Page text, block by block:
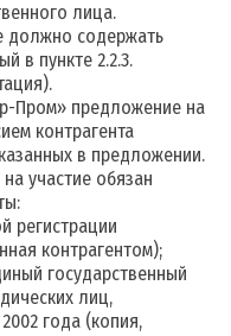
лица.
должно содержать
в пункте 2.2.3.
Пром» предложение на
контрагента
в предложении.
участие обязан
регистрации
контрагентом);
государственный
лиц,
года (копия,